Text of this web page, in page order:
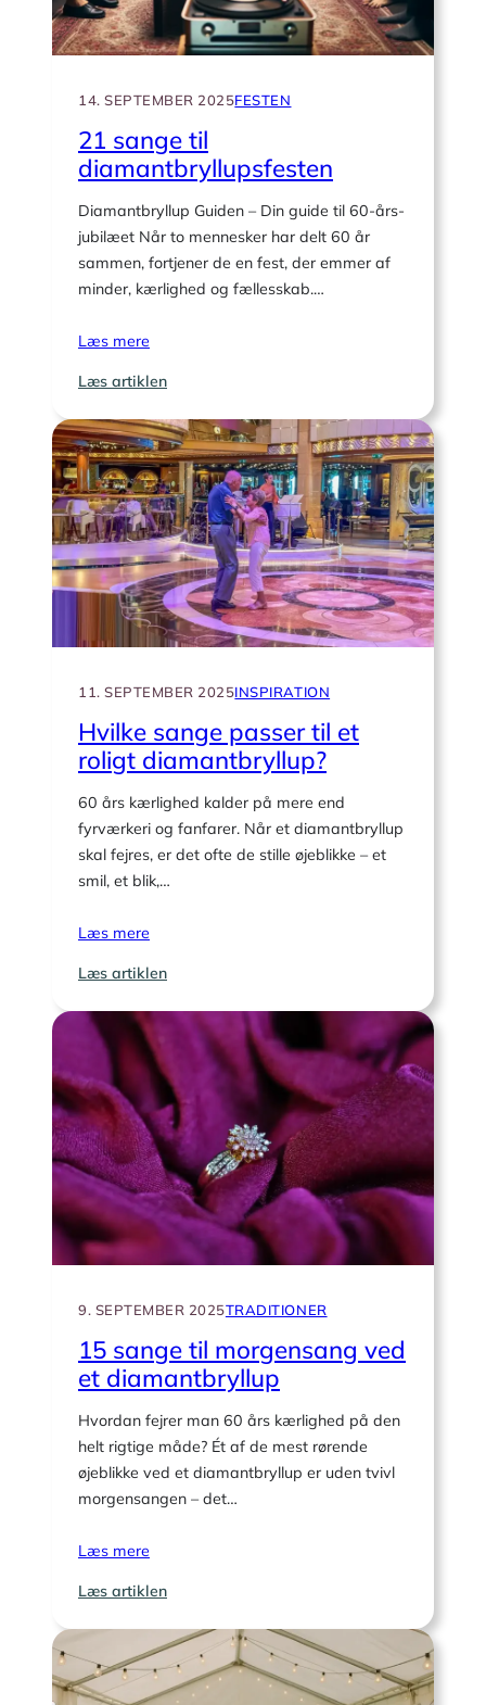
14. SEPTEMBER 2025FESTEN
21 sange til
diamantbryllupsfesten
Diamantbryllup Guiden – Din guide til 60-års-
jubilæet Når to mennesker har delt 60 år
sammen, fortjener de en fest, der emmer af
minder, kærlighed og fællesskab.…
Læs mere
Læs artiklen:
sange
til
diamantbryllupsfesten
11. SEPTEMBER 2025INSPIRATION
Hvilke sange passer til et
roligt diamantbryllup?
60 års kærlighed kalder på mere end
fyrværkeri og fanfarer. Når et diamantbryllup
skal fejres, er det ofte de stille øjeblikke – et
smil, et blik,…
Læs mere
Læs artiklen:
sange
passer
til
et
roligt
diamantbryllup?
9. SEPTEMBER 2025TRADITIONER
15 sange til morgensang ved
et diamantbryllup
Hvordan fejrer man 60 års kærlighed på den
helt rigtige måde? Ét af de mest rørende
øjeblikke ved et diamantbryllup er uden tvivl
morgensangen – det…
Læs mere
Læs artiklen:
sange
til
morgensang